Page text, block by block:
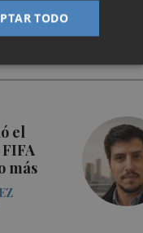
el
más
TODO